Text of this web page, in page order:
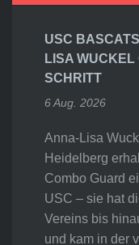
USC
LISA WUCKEL
SCHRITT
6 Aug. 2026
Anna-Lisa
Heidelberg
Combo Guard
USC – sie hat
Vereins bis
und kam in der